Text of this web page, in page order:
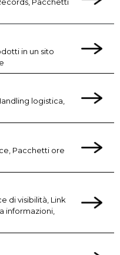
in un sito
logistica,
Pacchetti ore
di visibilità, Link
informazioni,